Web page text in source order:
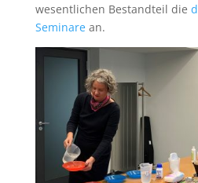
wesentlichen Bestandteil die
Seminarean.